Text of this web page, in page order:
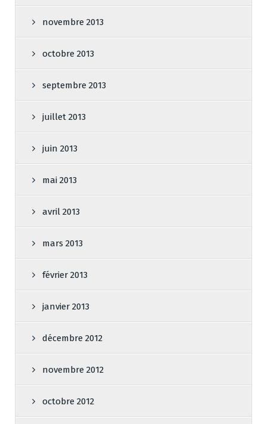
novembre 2013
octobre 2013
septembre 2013
juillet 2013
juin 2013
mai 2013
avril 2013
mars 2013
février 2013
janvier 2013
décembre 2012
novembre 2012
octobre 2012